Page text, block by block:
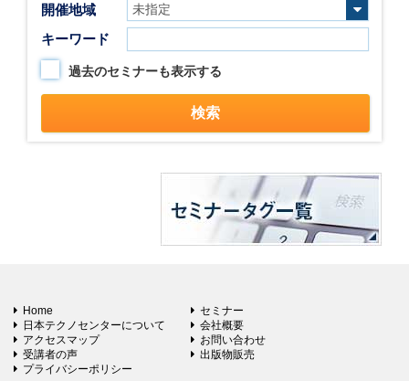
開催地域
キーワード
過去のセミナーも表示する
Home
セミナー
日本テクノセンターについて
会社概要
アクセスマップ
お問い合わせ
受講者の声
出版物販売
プライバシーポリシー